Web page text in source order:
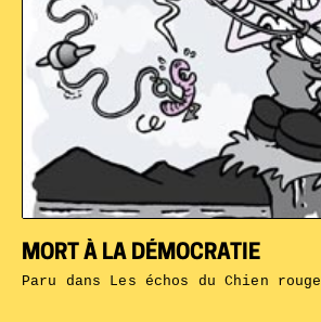
MORT À LA DÉMOCRATIE
Paru dans Les échos du Chien rouge